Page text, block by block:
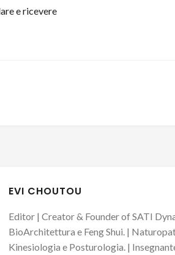
EVI CHOUTOU
Editor | Creator & Founder of SATI
BioArchitettura e Feng Shui. |
Kinesiologia e Posturologia. |